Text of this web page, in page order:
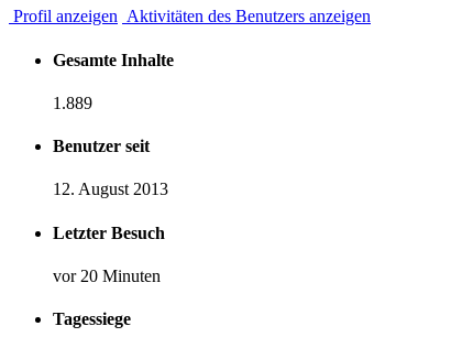
Profil anzeigen Aktivitäten des Benutzers anzeigen
Gesamte Inhalte
1.889
Benutzer seit
12. August 2013
Letzter Besuch
vor 20 Minuten
Tagessiege